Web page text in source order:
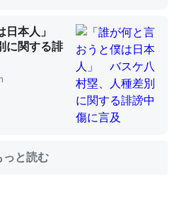
ウムを大量に使う脊椎動物と貝
腹足類だと殻を無くしてナメク
学の大問題＝「昆虫はなぜ海にいな
日本人」
に関する誹
っと読む